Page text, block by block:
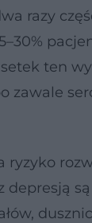
razy
ten
zawale
ryzyko